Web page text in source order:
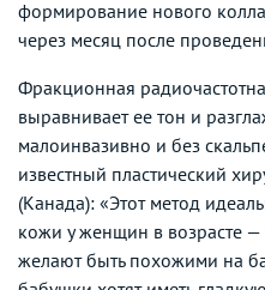
формирование нового
через месяц после
Фракционная
выравнивает ее тон и
малоинвазивно и без
известный пластический
(Канада): «Этот метод
кожи у женщин в возрасте
желают быть похожими на